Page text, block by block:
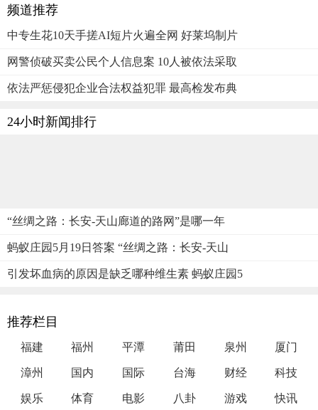
频道推荐
中专生花10天手搓AI短片火遍全网 好莱坞制片
网警侦破买卖公民个人信息案 10人被依法采取
依法严惩侵犯企业合法权益犯罪 最高检发布典
24小时新闻排行
“丝绸之路：长安-天山廊道的路网”是哪一年
蚂蚁庄园5月19日答案 “丝绸之路：长安-天山
引发坏血病的原因是缺乏哪种维生素 蚂蚁庄园5
推荐栏目
福建 福州 平潭 莆田 泉州 厦门
漳州 国内 国际 台海 财经 科技
娱乐 体育 电影 八卦 游戏 快讯